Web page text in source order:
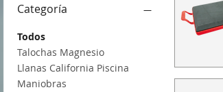
Categoría
Todos
Talochas Magnesio
Llanas California Piscina
Maniobras